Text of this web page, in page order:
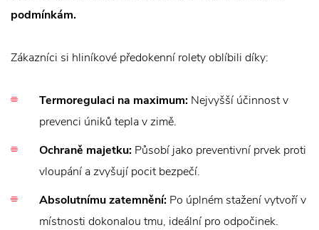
podmínkám.
Zákazníci si hliníkové předokenní rolety oblíbili díky:
Termoregulaci na maximum: Nejvyšší účinnost v
prevenci úniků tepla v zimě.
Ochraně majetku: Působí jako preventivní prvek proti
vloupání a zvyšují pocit bezpečí.
Absolutnímu zatemnění: Po úplném stažení vytvoří v
místnosti dokonalou tmu, ideální pro odpočinek.